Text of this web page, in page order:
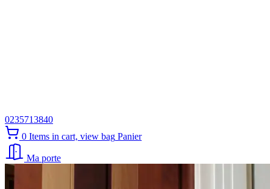
0235713840
0 Items in cart, view bag Panier
Ma porte